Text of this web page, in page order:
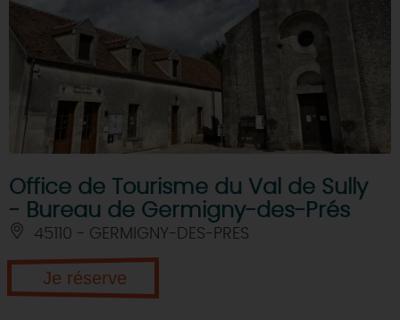
Office de Tourisme du Val de Sully
- Bureau de Germigny-des-Prés
45110 - GERMIGNY-DES-PRES
Je réserve